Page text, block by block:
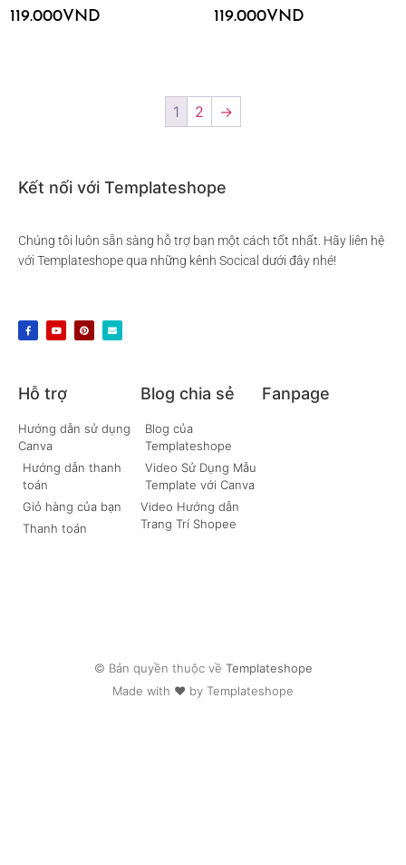
119.000VND 119.000VND
1 2 →
Kết nối với Templateshope
Chúng tôi luôn sẵn sàng hỗ trợ bạn một cách tốt nhất. Hãy liên hệ
với Templateshope qua những kênh Socical dưới đây nhé!
Hỗ trợ
Hướng dẫn sử dụng
Canva
Hướng dẫn thanh
toán
Giỏ hàng của bạn
Thanh toán
Blog chia sẻ
Blog của
Templateshope
Video Sử Dụng Mẫu
Template với Canva
Video Hướng dẫn
Trang Trí Shopee
Fanpage
© Bản quyền thuộc về Templateshope
Made with ❤ by Templateshope